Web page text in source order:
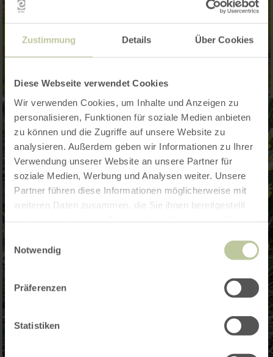
Zustimmung Details Über Cookies
Diese Webseite verwendet Cookies
Wir verwenden Cookies, um Inhalte und Anzeigen zu
personalisieren, Funktionen für soziale Medien anbieten
zu können und die Zugriffe auf unsere Website zu
analysieren. Außerdem geben wir Informationen zu Ihrer
Verwendung unserer Website an unsere Partner für
soziale Medien, Werbung und Analysen weiter. Unsere
Partner führen diese Informationen möglicherweise mit
weiteren Daten zusammen, die Sie ihnen bereitgestellt
Einwilligungsauswahl
Notwendig
Präferenzen
Statistiken